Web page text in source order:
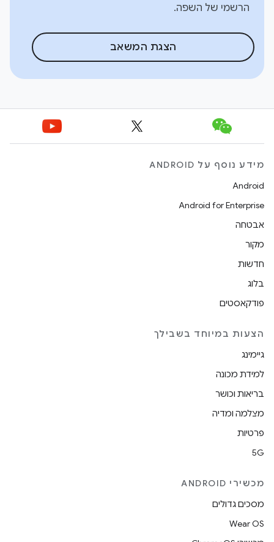
הרשמי של השפה.
הצגת המשאב
מידע נוסף על ANDROID
Android
Android for Enterprise
אבטחה
מקור
חדשות
בלוג
פודקאסטים
הצעות במיוחד בשבילך
גיימינג
למידת מכונה
בריאות וכושר
מצלמה ומדיה
פרטיות
5G
מכשירי ANDROID
מסכים גדולים
Wear OS